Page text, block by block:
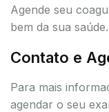
Agende seu
bem da sua saúde.
Contato e
Para mais
agendar o seu